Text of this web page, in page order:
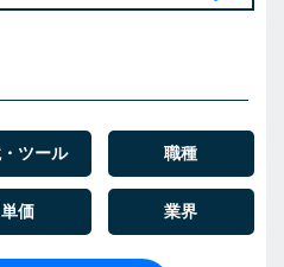
ツール 職種
単価 業界